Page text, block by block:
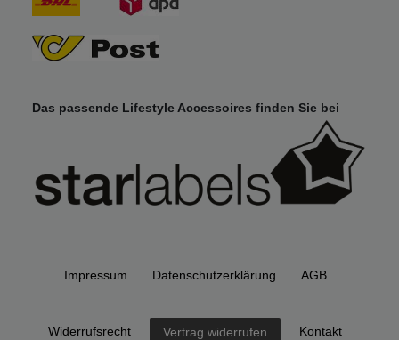
Das passende Lifestyle Accessoires finden Sie bei
Impressum Daten­schutz­erklärung AGB
Widerrufs­recht Vertrag widerrufen Kontakt